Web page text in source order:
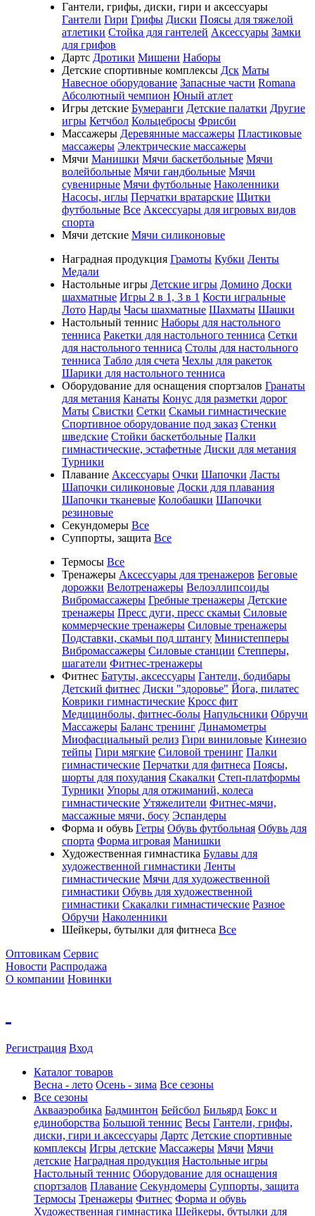
Гантели, грифы, диски, гири и аксессуары
Гантели Гири Грифы Диски Поясы для тяжелой
атлетики Стойка для гантелей Аксессуары Замки
для грифов
Дартс Дротики Мишени Наборы
Детские спортивные комплексы Дск Маты
Навесное оборудование Запасные части Romana
Абсолютный чемпион Юный атлет
Игры детские Бумеранги Детские палатки Другие
игры Кетчбол Кольцебросы Фрисби
Массажеры Деревянные массажеры Пластиковые
массажеры Электрические массажеры
Мячи Манишки Мячи баскетбольные Мячи
волейбольные Мячи гандбольные Мячи
сувенирные Мячи футбольные Наколенники
Насосы, иглы Перчатки вратарские Щитки
футбольные Все Аксессуары для игровых видов
спорта
Мячи детские Мячи силиконовые
Наградная продукция Грамоты Кубки Ленты
Медали
Настольные игры Детские игры Домино Доски
шахматные Игры 2 в 1, 3 в 1 Кости игральные
Лото Нарды Часы шахматные Шахматы Шашки
Настольный теннис Наборы для настольного
тенниса Ракетки для настольного тенниса Сетки
для настольного тенниса Столы для настольного
тенниса Табло для счета Чехлы для ракеток
Шарики для настольного тенниса
Оборудование для оснащения спортзалов Гранаты
для метания Канаты Конус для разметки дорог
Маты Свистки Сетки Скамьи гимнастические
Спортивное оборудование под заказ Стенки
шведские Стойки баскетбольные Палки
гимнастические, эстафетные Диски для метания
Турники
Плавание Аксессуары Очки Шапочки Ласты
Шапочки силиконовые Доски для плавания
Шапочки тканевые Колобашки Шапочки
резиновые
Секундомеры Все
Суппорты, защита Все
Термосы Все
Тренажеры Аксессуары для тренажеров Беговые
дорожки Велотренажеры Велоэллипсоиды
Вибромассажеры Гребные тренажеры Детские
тренажеры Пресс дуги, пресс скамьи Силовые
коммерческие тренажеры Силовые тренажеры
Подставки, скамьи под штангу Министепперы
Вибромассажеры Силовые станции Степперы,
шагатели Фитнес-тренажеры
Фитнес Батуты, аксессуары Гантели, бодибары
Детский фитнес Диски "здоровье" Йога, пилатес
Коврики гимнастические Кросс фит
Медицинболы, фитнес-болы Напульсники Обручи
Массажеры Баланс тренинг Динамометры
Миофасциальный релиз Гири виниловые Кинезио
тейпы Гири мягкие Силовой тренинг Палки
гимнастические Перчатки для фитнеса Поясы,
шорты для похудания Скакалки Степ-платформы
Турники Упоры для отжиманий, колеса
гимнастические Утяжелители Фитнес-мячи,
массажные мячи, босу Эспандеры
Форма и обувь Гетры Обувь футбольная Обувь для
спорта Форма игровая Манишки
Художественная гимнастика Булавы для
художественной гимнастики Ленты
гимнастические Мячи для художественной
гимнастики Обувь для художественной
гимнастики Скакалки гимнастические Разное
Обручи Наколенники
Шейкеры, бутылки для фитнеса Все
Оптовикам Сервис
Новости Распродажа
О компании Новинки
Регистрация Вход
Каталог товаров
Весна - лето Осень - зима Все сезоны
Все сезоны
Аквааэробика Бадминтон Бейсбол Бильярд Бокс и
единоборства Большой теннис Весы Гантели, грифы,
диски, гири и аксессуары Дартс Детские спортивные
комплексы Игры детские Массажеры Мячи Мячи
детские Наградная продукция Настольные игры
Настольный теннис Оборудование для оснащения
спортзалов Плавание Секундомеры Суппорты, защита
Термосы Тренажеры Фитнес Форма и обувь
Художественная гимнастика Шейкеры, бутылки для